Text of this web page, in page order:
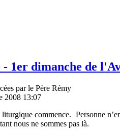
- 1er dimanche de
par le Père Rémy
2008 13:07
commence. Personne
nous ne sommes pas là.